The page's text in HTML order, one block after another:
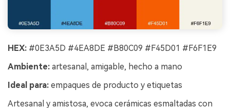
HEX: #0E3A5D #4EA8DE #B80C09 #F45D01 #F6F1E9
Ambiente: artesanal, amigable, hecho a mano
Ideal para: empaques de producto y etiquetas
Artesanal y amistosa, evoca cerámicas esmaltadas con